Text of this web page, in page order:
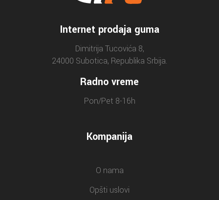
Internet prodaja guma
Dimitrija Tucovića 8,
24000 Subotica, Republika Srbija.
Radno vreme
Pon/Pet 8-16h
Kompanija
O nama
Opšti uslovi